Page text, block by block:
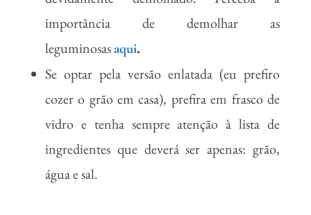
importância de demolhar as
leguminosasaqui.
Se optar pela versão enlatada (eu prefiro
cozer o grão em casa), prefira em frasco de
vidro e tenha sempre atenção à lista de
ingredientes que deverá ser apenas: grão,
água e sal.